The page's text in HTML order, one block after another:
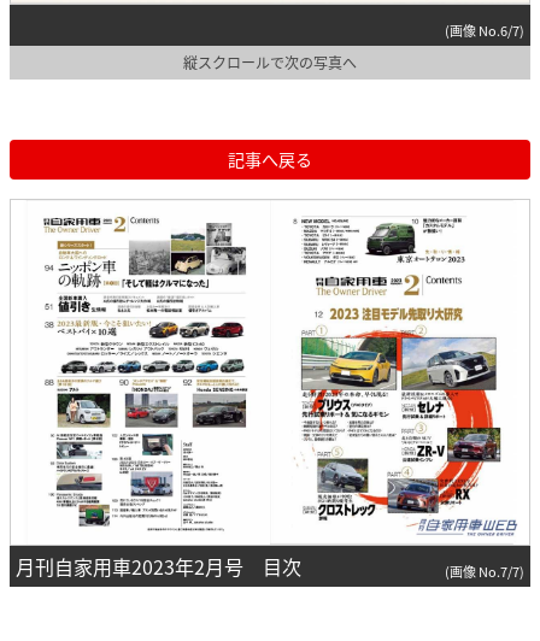
(画像 No.6/7)
縦スクロールで次の写真へ
記事へ戻る
月刊自家用車2023年2月号 目次 (画像 No.7/7)